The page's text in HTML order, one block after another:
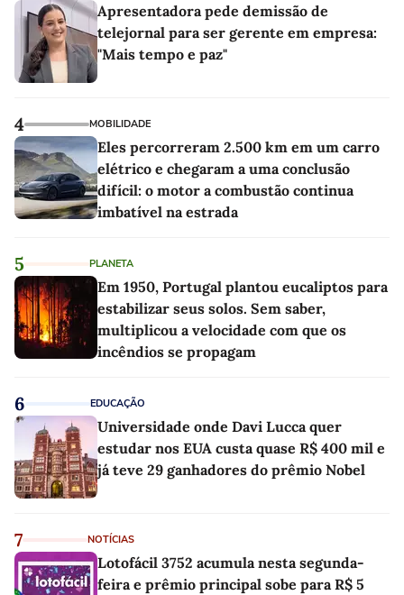
Apresentadora pede demissão de
telejornal para ser gerente em empresa:
"Mais tempo e paz"
4 MOBILIDADE
Eles percorreram 2.500 km em um carro
elétrico e chegaram a uma conclusão
difícil: o motor a combustão continua
imbatível na estrada
5 PLANETA
Em 1950, Portugal plantou eucaliptos para
estabilizar seus solos. Sem saber,
multiplicou a velocidade com que os
incêndios se propagam
6 EDUCAÇÃO
Universidade onde Davi Lucca quer
estudar nos EUA custa quase R$ 400 mil e
já teve 29 ganhadores do prêmio Nobel
7 NOTÍCIAS
Lotofácil 3752 acumula nesta segunda-
feira e prêmio principal sobe para R$ 5